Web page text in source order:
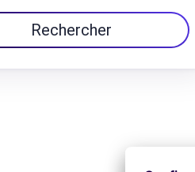
Rechercher